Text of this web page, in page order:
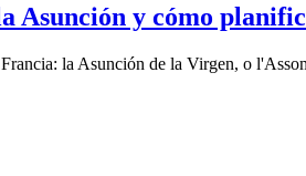
Asunción y cómo
la Asunción de la Virgen, o